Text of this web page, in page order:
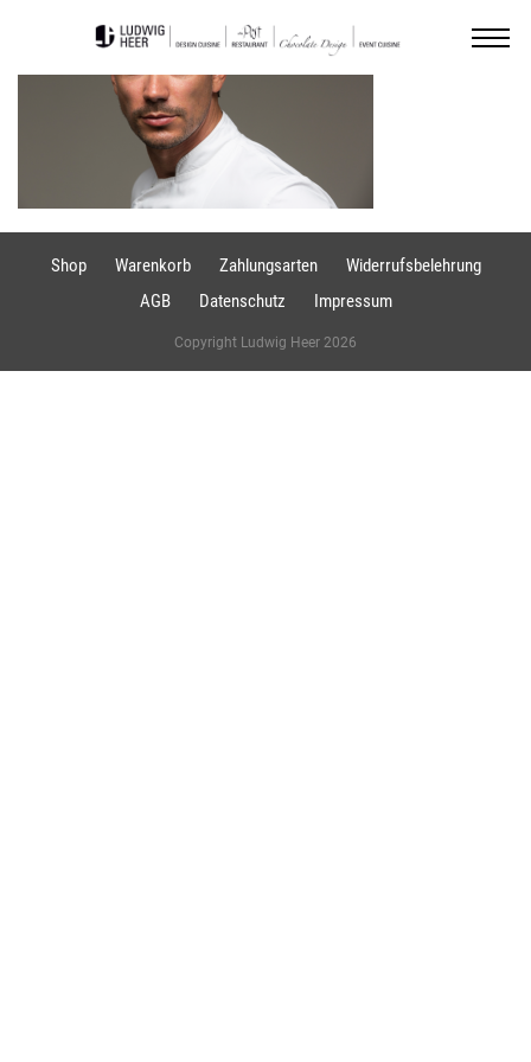
Shop Warenkorb Zahlungsarten
Widerrufsbelehrung
AGB
Datenschutz Impressum
Copyright Ludwig Heer 2026